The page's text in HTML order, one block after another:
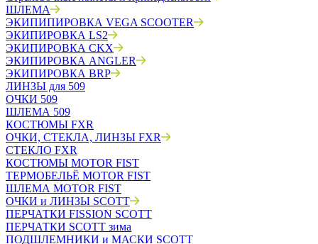
ШЛЕМА
ЭКИПИПИРОВКА VEGA SCOOTER
ЭКИПИРОВКА LS2
ЭКИПИРОВКА CKX
ЭКИПИРОВКА ANGLER
ЭКИПИРОВКА BRP
ЛИНЗЫ для 509
ОЧКИ 509
ШЛЕМА 509
КОСТЮМЫ FXR
ОЧКИ, СТЕКЛА, ЛИНЗЫ FXR
СТЕКЛО FXR
КОСТЮМЫ MOTOR FIST
ТЕРМОБЕЛЬЁ MOTOR FIST
ШЛЕМА MOTOR FIST
ОЧКИ и ЛИНЗЫ SCOTT
ПЕРЧАТКИ FISSION SCOTT
ПЕРЧАТКИ SCOTT зима
ПОДШЛЕМНИКИ и МАСКИ SCOTT